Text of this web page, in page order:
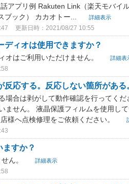
アプリ例 Rakuten Link（楽天モバイ
ブック） カカオトー...
詳細表示
更新日時：2021/08/27 10:55
ディオは使用できますか？
オはご利用いただけません。 詳細表
応する。反応しない箇所がある
場合は剥がして動作確認を行ってく
ません。 液晶保護フィルムを使用し
様へ点検修理をご依頼ください。
すか？
ん。 詳細表示